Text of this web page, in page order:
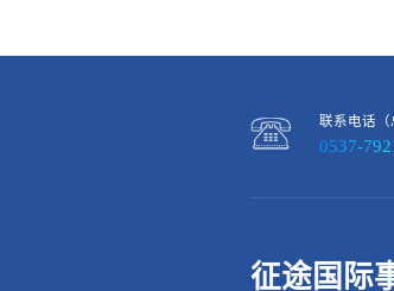
联系电话（
0537-
征途国际